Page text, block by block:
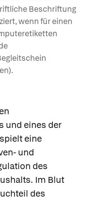
Beschriftung
wenn für einen
und eines der
eine
und
des
Im Blut
des